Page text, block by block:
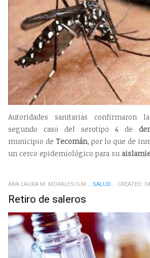
Autoridades sanitarias confirmaron
segundo caso del serotipo 4 de
municipio de Tecomán, por lo que de
un cerco epidemiológico para su
ANA LAURA M. MORALES/ILM SALUD CREATED:
Retiro de saleros